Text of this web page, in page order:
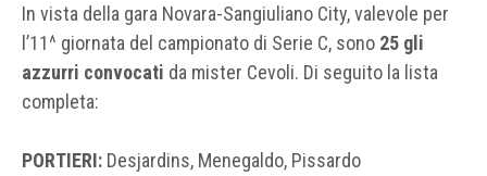
In vista della gara Novara-Sangiuliano City, valevole per
l’11^ giornata del campionato di Serie C, sono 25 gli
azzurri convocati da mister Cevoli. Di seguito la lista
completa:
PORTIERI: Desjardins, Menegaldo, Pissardo